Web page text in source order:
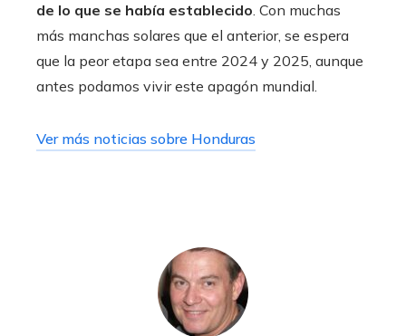
de lo que se había establecido. Con muchas
más manchas solares que el anterior, se espera
que la peor etapa sea entre 2024 y 2025, aunque
antes podamos vivir este apagón mundial.
Ver más noticias sobre Honduras